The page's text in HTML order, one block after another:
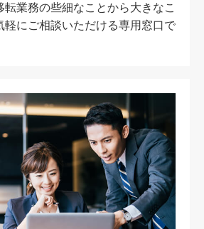
転業務の些細なことから大きなこ
軽にご相談いただける専用窓口で